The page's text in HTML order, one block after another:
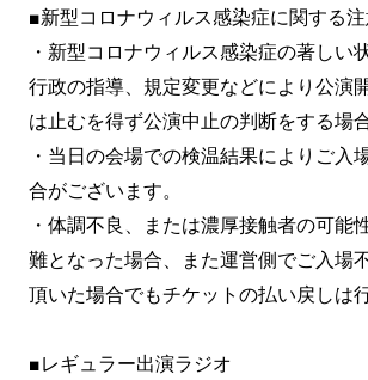
■新型コロナウィルス感染症に関する
・新型コロナウィルス感染症の著しい
行政の指導、規定変更などにより公演
は止むを得ず公演中止の判断をする場
・当日の会場での検温結果によりご入
合がございます。
・体調不良、または濃厚接触者の可能
難となった場合、また運営側でご入場
頂いた場合でもチケットの払い戻しは
■レギュラー出演ラジオ